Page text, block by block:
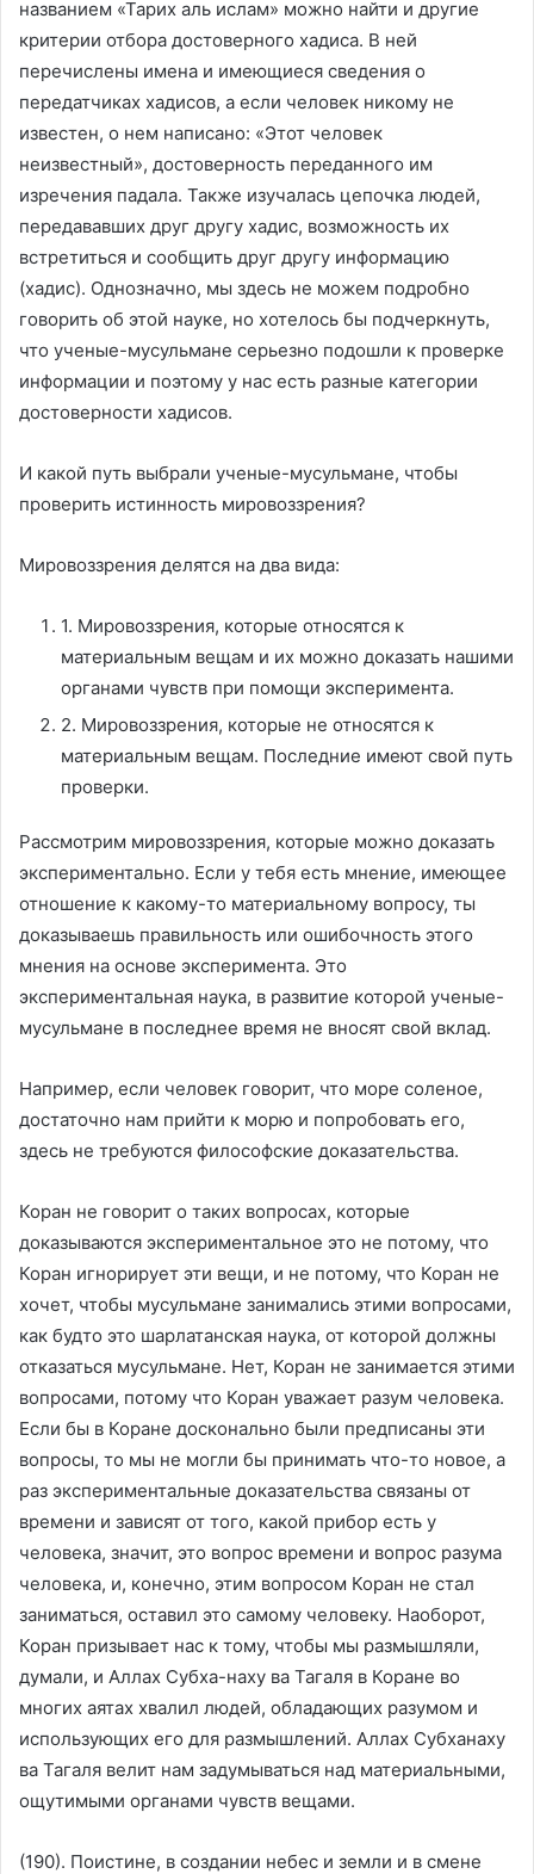
названием «Тарих аль ислам» можно найти и другие
критерии отбора достоверного хадиса. В ней
перечислены имена и имеющиеся сведения о
передатчиках хадисов, а если человек никому не
известен, о нем написано: «Этот человек
неизвестный», достоверность переданного им
изречения падала. Также изучалась цепочка людей,
передававших друг другу хадис, возможность их
встретиться и сообщить друг другу информацию
(хадис). Однозначно, мы здесь не можем подробно
говорить об этой науке, но хотелось бы подчеркнуть,
что ученые-мусульмане серьезно подошли к проверке
информации и поэтому у нас есть разные категории
достоверности хадисов.
И какой путь выбрали ученые-мусульмане, чтобы
проверить истинность мировоззрения?
Мировоззрения делятся на два вида:
1. Мировоззрения, которые относятся к
материальным вещам и их можно доказать нашими
органами чувств при помощи эксперимента.
2. Мировоззрения, которые не относятся к
материальным вещам. Последние имеют свой путь
проверки.
Рассмотрим мировоззрения, которые можно доказать
экспериментально. Если у тебя есть мнение, имеющее
отношение к какому-то материальному вопросу, ты
доказываешь правильность или ошибочность этого
мнения на основе эксперимента. Это
экспериментальная наука, в развитие которой ученые-
мусульмане в последнее время не вносят свой вклад.
Например, если человек говорит, что море соленое,
достаточно нам прийти к морю и попробовать его,
здесь не требуются философские доказательства.
Коран не говорит о таких вопросах, которые
доказываются экспериментальное это не потому, что
Коран игнорирует эти вещи, и не потому, что Коран не
хочет, чтобы мусульмане занимались этими вопросами,
как будто это шарлатанская наука, от которой должны
отказаться мусульмане. Нет, Коран не занимается этими
вопросами, потому что Коран уважает разум человека.
Если бы в Коране досконально были предписаны эти
вопросы, то мы не могли бы принимать что-то новое, а
раз экспериментальные доказательства связаны от
времени и зависят от того, какой прибор есть у
человека, значит, это вопрос времени и вопрос разума
человека, и, конечно, этим вопросом Коран не стал
заниматься, оставил это самому человеку. Наоборот,
Коран призывает нас к тому, чтобы мы размышляли,
думали, и Аллах Субха-наху ва Тагаля в Коране во
многих аятах хвалил людей, обладающих разумом и
использующих его для размышлений. Аллах Субханаху
ва Тагаля велит нам задумываться над материальными,
ощутимыми органами чувств вещами.
(190). Поистине, в создании небес и земли и в смене